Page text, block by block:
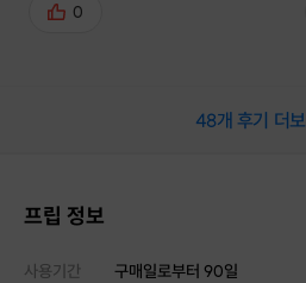
0
48개 후기 더
프립 정보
사용기간 구매일로부터 90일